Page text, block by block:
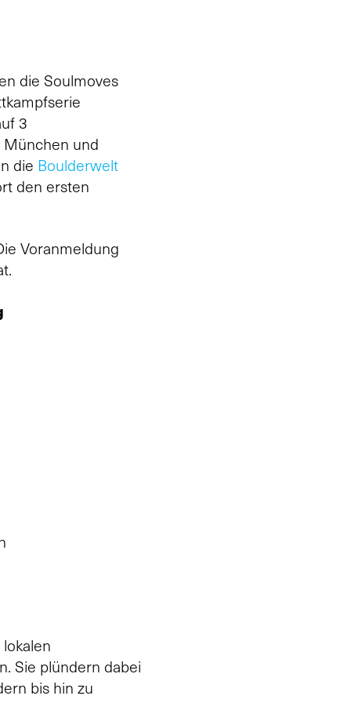
die Soulmoves
3
München und
die Boulderwelt
den ersten
Voranmeldung
Sie plündern dabei
bis hin zu